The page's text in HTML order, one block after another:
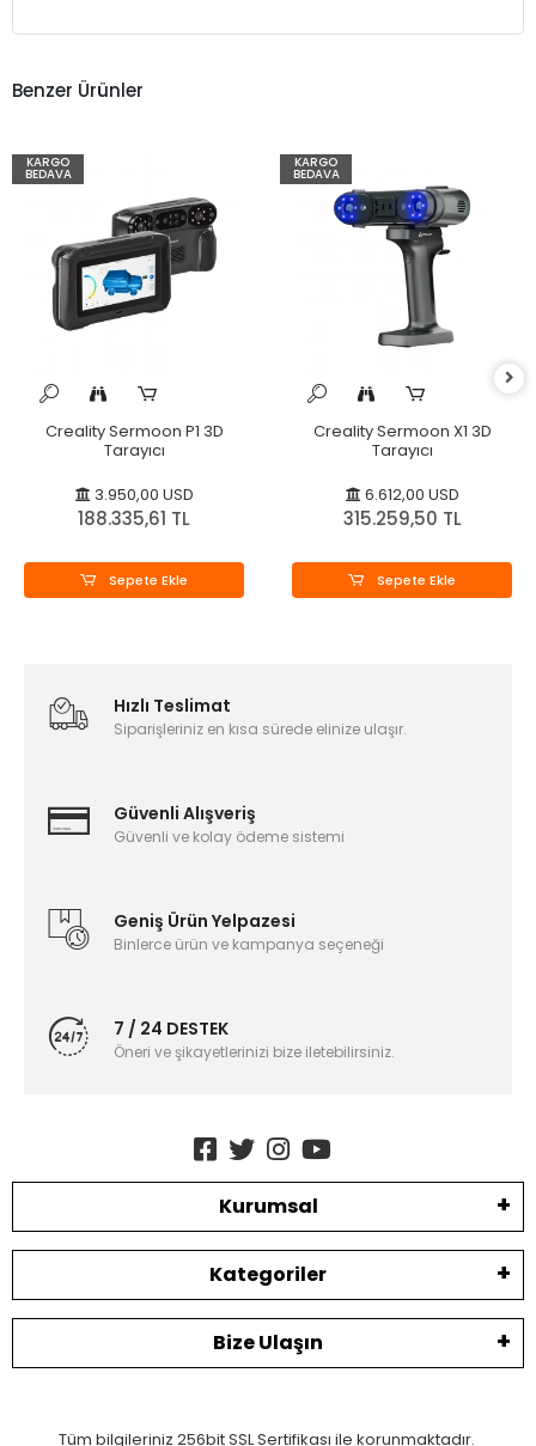
Benzer Ürünler
KARGO
BEDAVA
Creality Sermoon P1 3D
Tarayıcı
3.950,00 USD
188.335,61 TL
Sepete Ekle
KARGO
BEDAVA
Creality Sermoon X1 3D
Tarayıcı
6.612,00 USD
315.259,50 TL
Sepete Ekle
Hızlı Teslimat
Siparişleriniz en kısa sürede elinize ulaşır.
Güvenli Alışveriş
Güvenli ve kolay ödeme sistemi
Geniş Ürün Yelpazesi
Binlerce ürün ve kampanya seçeneği
7 / 24 DESTEK
Öneri ve şikayetlerinizi bize iletebilirsiniz.
Kurumsal
Kategoriler
Bize Ulaşın
Tüm bilgileriniz 256bit SSL Sertifikası ile korunmaktadır.